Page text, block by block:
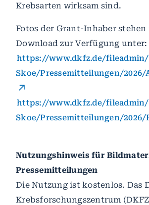
Krebsarten wirksam sind.
Fotos der Grant-Inhaber stehen
Download zur Verfügung unter:
https://www.dkfz.de/fileadmin/
Skoe/Pressemitteilungen/2026/
https://www.dkfz.de/fileadmin/
Skoe/Pressemitteilungen/
Nutzungshinweis für
Pressemitteilungen
Die Nutzung ist kostenlos. Das
Krebsforschungszentrum